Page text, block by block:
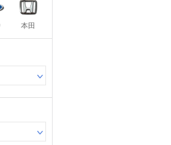
本田